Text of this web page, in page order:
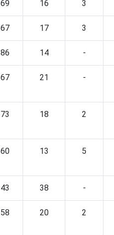
69 16 3
67 17 3
86 14 -
67 21 -
73 18 2
60 13 5
43 38 -
58 20 2